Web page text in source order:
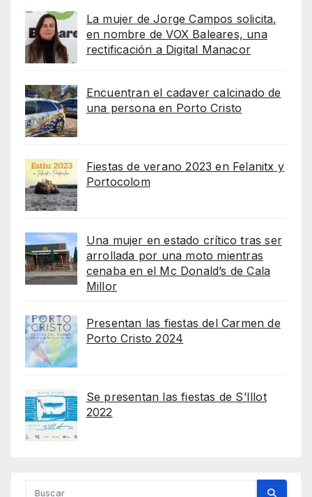
La mujer de Jorge Campos solicita,
en nombre de VOX Baleares, una
rectificación a Digital Manacor
Encuentran el cadaver calcinado de
una persona en Porto Cristo
Fiestas de verano 2023 en Felanitx y
Portocolom
Una mujer en estado crítico tras ser
arrollada por una moto mientras
cenaba en el Mc Donald’s de Cala
Millor
Presentan las fiestas del Carmen de
Porto Cristo 2024
Se presentan las fiestas de S’Illot
2022